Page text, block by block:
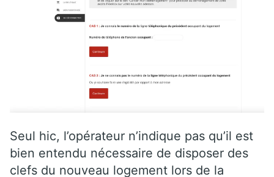
Seul hic, l’opérateur n’indique pas qu’il est
bien entendu nécessaire de disposer des
clefs du nouveau logement lors de la